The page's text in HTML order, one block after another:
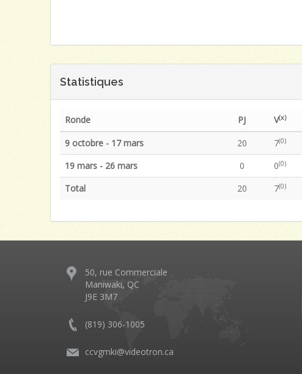
Statistiques
Ronde PJ V(x)
9 octobre - 17 mars
20 7(0)
19 mars - 26 mars
0 0(0)
Total
20 7(0)
50, rue Commerciale
Maniwaki, QC
J9E 3M7
(819) 306-1005
ccvgmki@videotron.ca